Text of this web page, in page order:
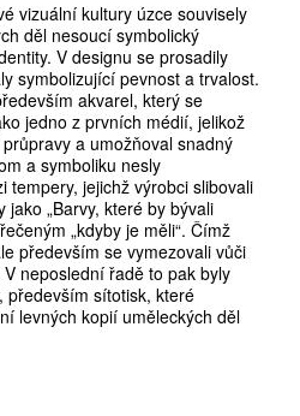
vizuální kultury úzce souvisely
děl nesoucí symbolický
V designu se prosadily
symbolizující pevnost a trvalost.
akvarel, který se
jedno z prvních médií, jelikož
a umožňoval snadný
a symboliku nesly
tempery, jejichž výrobci slibovali
„Barvy, které by bývali
„kdyby je měli“. Čímž
především se vymezovali vůči
neposlední řadě to pak byly
především sítotisk, které
levných kopií uměleckých děl